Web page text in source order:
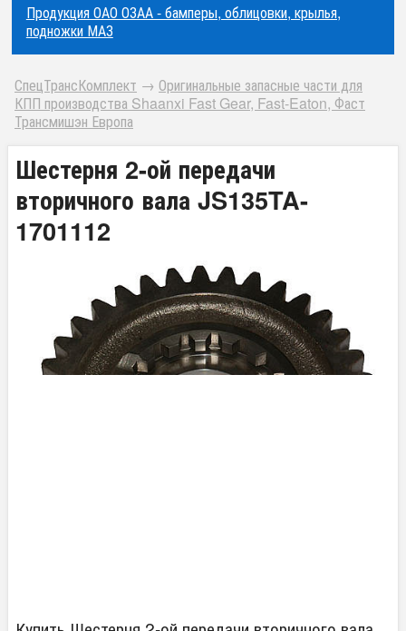
Продукция ОАО ОЗАА - бамперы, облицовки, крылья,
подножки МАЗ
СпецТрансКомплект → Оригинальные запасные части для
КПП производства Shaanxi Fast Gear, Fast-Eaton, Фаст
Трансмишэн Европа
Шестерня 2-ой передачи
вторичного вала JS135TA-
1701112